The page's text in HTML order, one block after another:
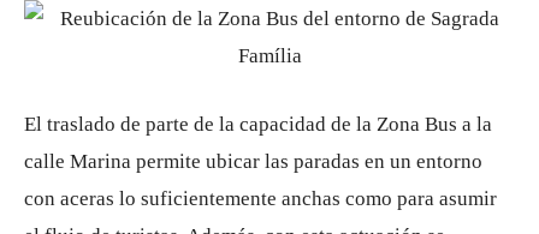
El traslado de parte de la capacidad de la Zona Bus a la
calle Marina permite ubicar las paradas en un entorno
con aceras lo suficientemente anchas como para asumir